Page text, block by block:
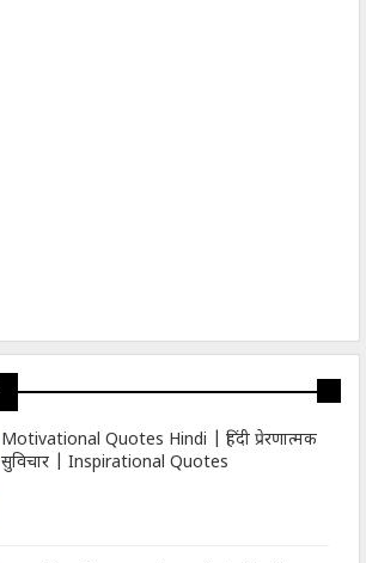
Motivational Quotes Hindi | हिंदी प्रेरणात्मक
सुविचार | Inspirational Quotes